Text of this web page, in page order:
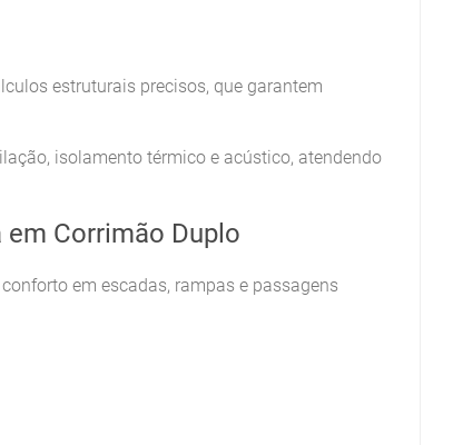
estruturais precisos, que garantem
isolamento térmico e acústico, atendendo
Corrimão Duplo
em escadas, rampas e passagens